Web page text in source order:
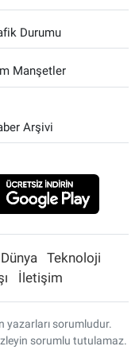
Durumu
Manşetler
Arşivi
Dünya
Teknoloji
İletişim
yazarları sorumludur.
sorumlu tutulamaz.